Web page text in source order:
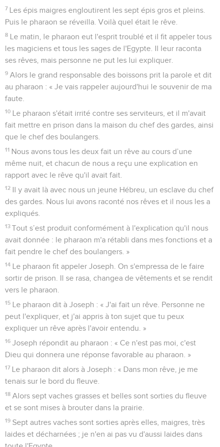
7 Les épis maigres engloutirent les sept épis gros et pleins.
Puis le pharaon se réveilla. Voilà quel était le rêve.
8 Le matin, le pharaon eut l'esprit troublé et il fit appeler tous
les magiciens et tous les sages de l'Egypte. Il leur raconta
ses rêves, mais personne ne put les lui expliquer.
9 Alors le grand responsable des boissons prit la parole et dit
au pharaon : « Je vais rappeler aujourd'hui le souvenir de ma
faute.
10 Le pharaon s'était irrité contre ses serviteurs, et il m'avait
fait mettre en prison dans la maison du chef des gardes, ainsi
que le chef des boulangers.
11 Nous avons tous les deux fait un rêve au cours d’une
même nuit, et chacun de nous a reçu une explication en
rapport avec le rêve qu'il avait fait.
12 Il y avait là avec nous un jeune Hébreu, un esclave du chef
des gardes. Nous lui avons raconté nos rêves et il nous les a
expliqués.
13 Tout s’est produit conformément à l'explication qu'il nous
avait donnée : le pharaon m'a rétabli dans mes fonctions et a
fait pendre le chef des boulangers. »
14 Le pharaon fit appeler Joseph. On s'empressa de le faire
sortir de prison. Il se rasa, changea de vêtements et se rendit
vers le pharaon.
15 Le pharaon dit à Joseph : « J'ai fait un rêve. Personne ne
peut l'expliquer, et j'ai appris à ton sujet que tu peux
expliquer un rêve après l'avoir entendu. »
16 Joseph répondit au pharaon : « Ce n'est pas moi, c'est
Dieu qui donnera une réponse favorable au pharaon. »
17 Le pharaon dit alors à Joseph : « Dans mon rêve, je me
tenais sur le bord du fleuve.
18 Alors sept vaches grasses et belles sont sorties du fleuve
et se sont mises à brouter dans la prairie.
19 Sept autres vaches sont sorties après elles, maigres, très
laides et décharnées ; je n'en ai pas vu d'aussi laides dans